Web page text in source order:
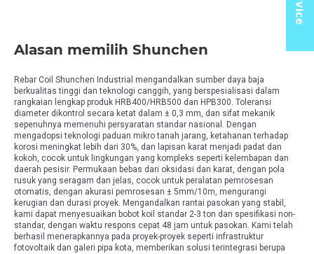
Alasan memilih Shunchen
Rebar Coil Shunchen Industrial mengandalkan sumber daya baja
berkualitas tinggi dan teknologi canggih, yang berspesialisasi dalam
rangkaian lengkap produk HRB400/HRB500 dan HPB300. Toleransi
diameter dikontrol secara ketat dalam ± 0,3 mm, dan sifat mekanik
sepenuhnya memenuhi persyaratan standar nasional. Dengan
mengadopsi teknologi paduan mikro tanah jarang, ketahanan terhadap
korosi meningkat lebih dari 30%, dan lapisan karat menjadi padat dan
kokoh, cocok untuk lingkungan yang kompleks seperti kelembapan dan
daerah pesisir. Permukaan bebas dari oksidasi dan karat, dengan pola
rusuk yang seragam dan jelas, cocok untuk peralatan pemrosesan
otomatis, dengan akurasi pemrosesan ± 5mm/10m, mengurangi
kerugian dan durasi proyek. Mengandalkan rantai pasokan yang stabil,
kami dapat menyesuaikan bobot koil standar 2-3 ton dan spesifikasi non-
standar, dengan waktu respons cepat 48 jam untuk pasokan. Kami telah
berhasil menerapkannya pada proyek-proyek seperti infrastruktur
fotovoltaik dan galeri pipa kota, memberikan solusi terintegrasi berupa